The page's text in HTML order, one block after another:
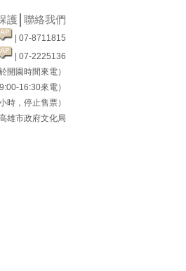
護 聯絡我們
| 07-8711815
| 07-2225136
園時間來電）
16:30來電）
，停止售票）
雄市政府文化局